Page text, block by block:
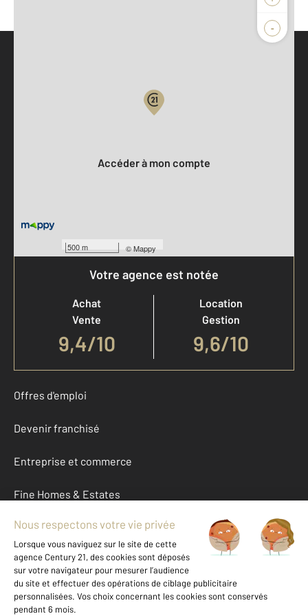
-
500 m ©Mappy
Accéder à mon compte
Votre agence est notée
Achat
Vente
9,4/10
Location
Gestion
9,6/10
Offres d'emploi
Devenir franchisé
Entreprise et commerce
Fine Homes & Estates
À propos
International
Nous contacter